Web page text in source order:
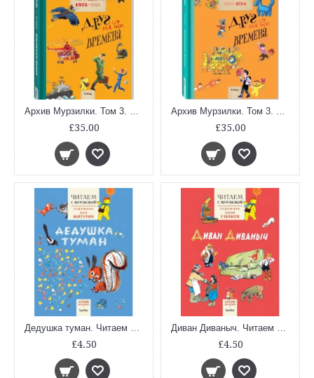
Архив Мурзилки. Том 3. В 2 книгах. Книга 1. Друг на все времена. 1975-1984
£35.00
Архив Мурзилки. Том 3. В 2 книгах. Книга 2. Друг на все времена. 1985-2014
£35.00
Дедушка туман. Читаем с Мурзилкой
£4.50
Диван Диваныч. Читаем с Мурзилкой
£4.50